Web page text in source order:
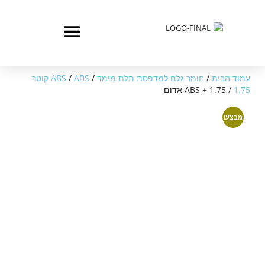
עמוד הבית / חומר גלם למדפסת תלת מימד /
ABS /
ABS קוטר
1.75 / ABS + 1.75 אדום
מבצע!